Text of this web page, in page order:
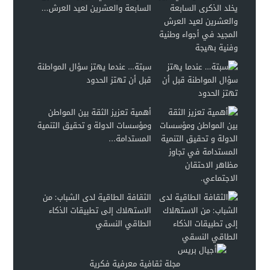
السابعة والعشرين لعيد العرش...
سبتة… عندما يهتز سؤال المواطنة
قبل أن تهتز الحدود
أهمية تعزيز الثقة بين المواطن
ومؤسسات الدولة و تحقيق التنمية
المستدامة...
الثقافة الطاقية لدى الشباب: من
الاستهلاك إلى تطبيقات الذكاء
الطاقي النسقي
مجلة ثقافية معرفية فكرية